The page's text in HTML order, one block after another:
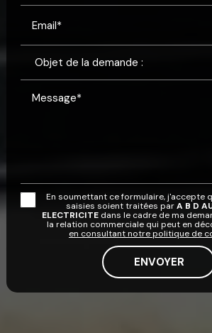
Email*
Message*
En soumettant ce formulaire, j'accepte
saisies soient traitées parA B D
ELECTRICITE dans le cadre de ma
la relation commerciale qui peut en
en consultant notre politique de